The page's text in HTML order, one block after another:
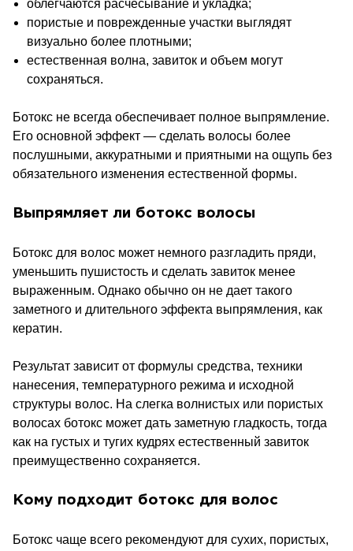
облегчаются расчесывание и укладка;
пористые и поврежденные участки выглядят
визуально более плотными;
естественная волна, завиток и объем могут
сохраняться.
Ботокс не всегда обеспечивает полное выпрямление.
Его основной эффект — сделать волосы более
послушными, аккуратными и приятными на ощупь без
обязательного изменения естественной формы.
Выпрямляет ли ботокс волосы
Ботокс для волос может немного разгладить пряди,
уменьшить пушистость и сделать завиток менее
выраженным. Однако обычно он не дает такого
заметного и длительного эффекта выпрямления, как
кератин.
Результат зависит от формулы средства, техники
нанесения, температурного режима и исходной
структуры волос. На слегка волнистых или пористых
волосах ботокс может дать заметную гладкость, тогда
как на густых и тугих кудрях естественный завиток
преимущественно сохраняется.
Кому подходит ботокс для волос
Ботокс чаще всего рекомендуют для сухих, пористых,